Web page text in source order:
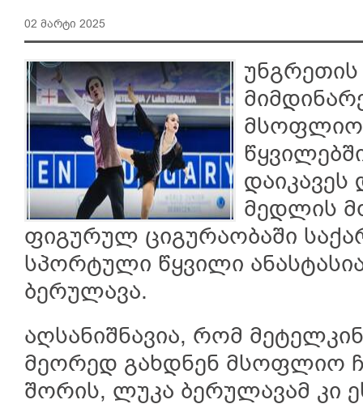
02 მარტი 2025
მსოფლიო
მედლის
ფიგურულ ციგურაობაში
სპორტული წყვილი
ბერულავა.
აღსანიშნავია, რომ
მეორედ გახდნენ მსოფლიო
შორის, ლუკა ბერულავამ კი